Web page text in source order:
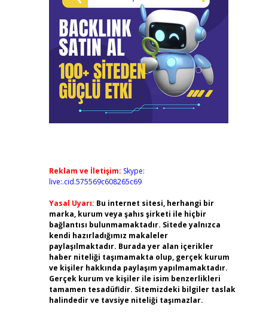
Reklam ve İletişim: Skype:
live:.cid.575569c608265c69
Yasal Uyarı: Bu internet sitesi, herhangi bir
marka, kurum veya şahıs şirketi ile hiçbir
bağlantısı bulunmamaktadır. Sitede yalnızca
kendi hazırladığımız makaleler
paylaşılmaktadır. Burada yer alan içerikler
haber niteliği taşımamakta olup, gerçek kurum
ve kişiler hakkında paylaşım yapılmamaktadır.
Gerçek kurum ve kişiler ile isim benzerlikleri
tamamen tesadüfidir. Sitemizdeki bilgiler taslak
halindedir ve tavsiye niteliği taşımazlar.